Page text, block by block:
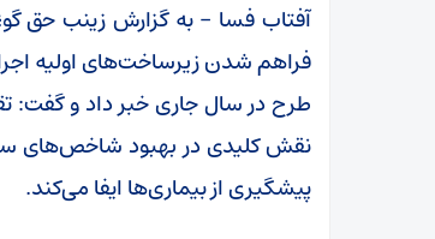
آفتاب فسا – به گزارش زینب حق
فراهم شدن زیرساخت‌های اولیه
نقش کلیدی در بهبود شاخص‌های
پیشگیری از بیماری‌ها ایفا می‌کند.